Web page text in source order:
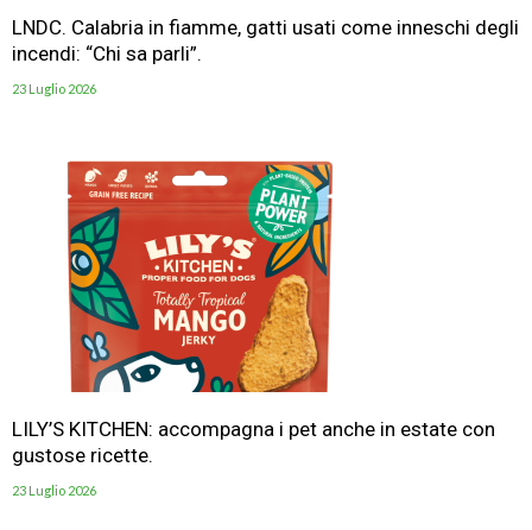
LNDC. Calabria in fiamme, gatti usati come inneschi degli
incendi: “Chi sa parli”.
23 Luglio 2026
LILY’S KITCHEN: accompagna i pet anche in estate con
gustose ricette.
23 Luglio 2026